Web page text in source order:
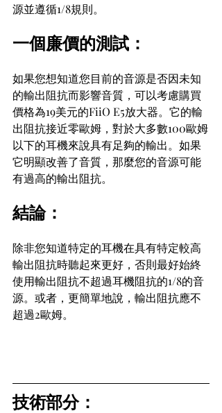
源並遵循1/8規則。
一個廉價的測試：
如果您想知道您目前的音源是否因未知
的輸出阻抗而影響音質，可以考慮購買
價格為19美元的FiiO E5放大器。它的輸
出阻抗接近零歐姆，對於大多數100歐姆
以下的耳機來說具有足夠的輸出。如果
它明顯改善了音質，那麼您的音源可能
有過高的輸出阻抗。
結論：
除非您知道特定的耳機在具有特定較高
輸出阻抗時聽起來更好，否則最好始終
使用輸出阻抗不超過耳機阻抗的1/8的音
源。或者，更簡單地說，輸出阻抗應不
超過2歐姆。
技術部分：